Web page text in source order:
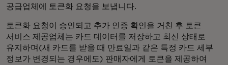
공급업체에 토큰화 요청을 보냅니다.
토큰화 요청이 승인되고 추가 인증 확인을 거친 후 토큰
서비스 제공업체는 카드 데이터를 저장하고 최신 상태로
유지하며(새 카드를 받을 때 만료일과 같은 특정 카드 세부
정보가 변경되는 경우에도) 판매자에게 토큰을 제공하여